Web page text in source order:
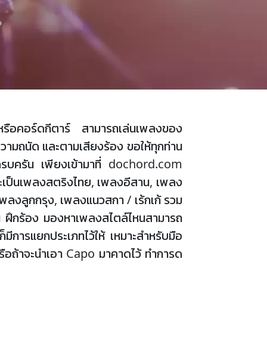
คอร์ดกีตาร์ สามารถเล่นเพลงของ
มถนัด และตามเสียงร้อง ขอให้ทุกท่าน
บครัน เพียงเข้ามาที่ dochord.com
เป็นเพลงสตริงไทย, เพลงอีสาน, เพลง
งลูกกรุง, เพลงแนวสกา / เร้กเก้ รวม
กร้อง มองหาเพลงสไตล์ไหนสามารถ
ารแยกประเภทไว้ให้ เหมาะสำหรับมือ
ถ้าจะนำเอา Capo มาคาดไว้ ทำการด